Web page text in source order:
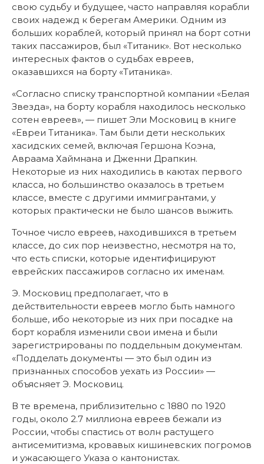
свою судьбу и будущее, часто направляя корабли
своих надежд к берегам Америки. Одним из
больших кораблей, который принял на борт сотни
таких пассажиров, был «Титаник». Вот несколько
интересных фактов о судьбах евреев,
оказавшихся на борту «Титаника».
«Согласно списку транспортной компании «Белая
Звезда», на борту корабля находилось несколько
сотен евреев», — пишет Эли Московиц в книге
«Евреи Титаника». Там были дети нескольких
хасидских семей, включая Гершона Коэна,
Авраама Хаймнана и Дженни Драпкин.
Некоторые из них находились в каютах первого
класса, но большинство оказалось в третьем
классе, вместе с другими иммигрантами, у
которых практически не было шансов выжить.
Точное число евреев, находившихся в третьем
классе, до сих пор неизвестно, несмотря на то,
что есть списки, которые идентифицируют
еврейских пассажиров согласно их именам.
Э. Московиц предполагает, что в
действительности евреев могло быть намного
больше, ибо некоторые из них при посадке на
борт корабля изменили свои имена и были
зарегистрированы по поддельным документам.
«Подделать документы — это был один из
признанных способов уехать из России» —
объясняет Э. Московиц.
В те времена, приблизительно с 1880 по 1920
годы, около 2.7 миллиона евреев бежали из
России, чтобы спастись от волн растущего
антисемитизма, кровавых кишиневских погромов
и ужасающего Указа о кантонистах.